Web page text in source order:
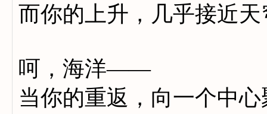
而你的上升，几乎接近天
呵，海洋——
当你的重返，向一个中心